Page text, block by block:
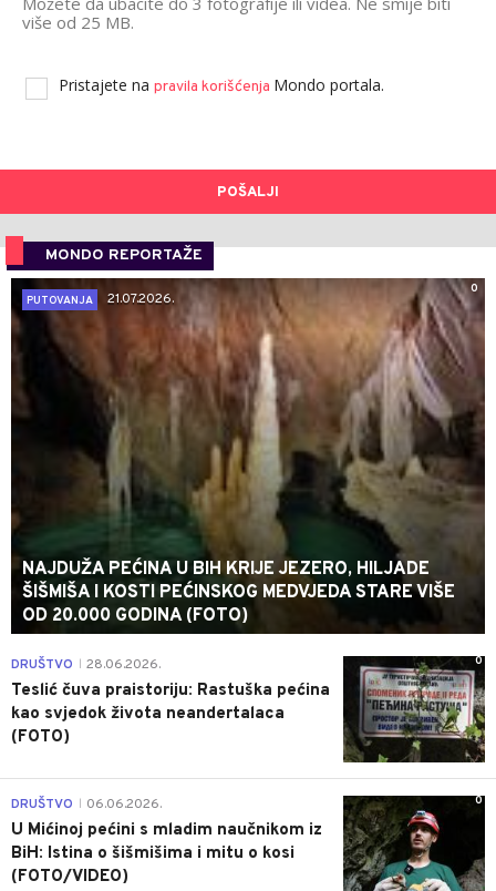
više od 25 MB.
Pristajete na pravila korišćenja Mondo portala.
POŠALJI
MONDO REPORTAŽE
0
PUTOVANJA
21.07.2026.
NAJDUŽA PEĆINA U BIH KRIJE JEZERO, HILJADE
ŠIŠMIŠA I KOSTI PEĆINSKOG MEDVJEDA STARE VIŠE
OD 20.000 GODINA (FOTO)
0
DRUŠTVO 28.06.2026.
Teslić čuva praistoriju: Rastuška pećina
kao svjedok života neandertalaca
(FOTO)
0
DRUŠTVO 06.06.2026.
U Mićinoj pećini s mladim naučnikom iz
BiH: Istina o šišmišima i mitu o kosi
(FOTO/VIDEO)